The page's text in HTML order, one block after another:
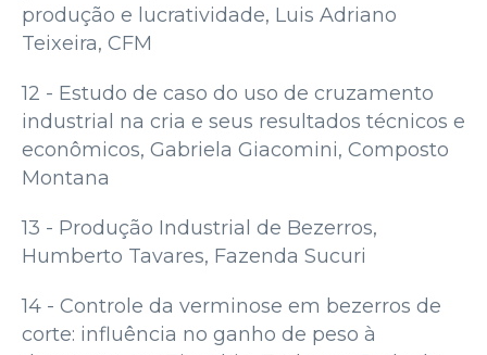
produção e lucratividade, Luis Adriano
Teixeira, CFM
12 - Estudo de caso do uso de cruzamento
industrial na cria e seus resultados técnicos e
econômicos, Gabriela Giacomini, Composto
Montana
13 - Produção Industrial de Bezerros,
Humberto Tavares, Fazenda Sucuri
14 - Controle da verminose em bezerros de
corte: influência no ganho de peso à